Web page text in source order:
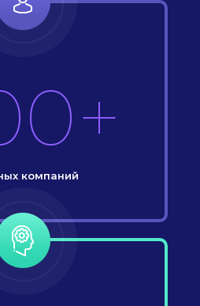
компаний